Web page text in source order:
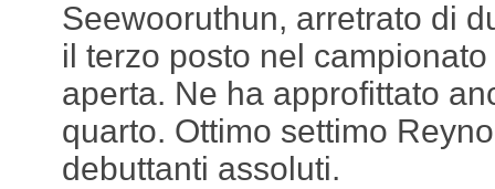
Seewooruthun, arretrato di
il terzo posto nel
aperta. Ne ha approfittato
quarto. Ottimo settimo
debuttanti assoluti.